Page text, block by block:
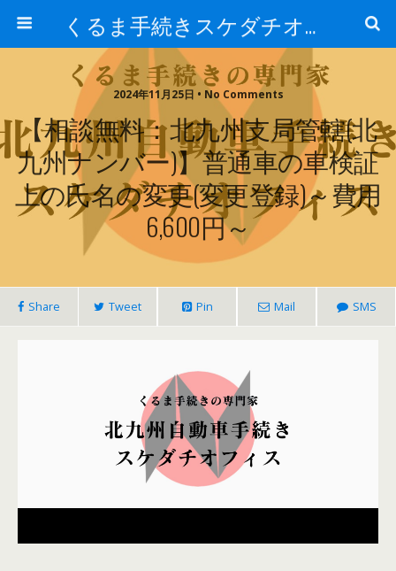
くるま手続きスケダチオフィス
2024年11月25日 • No Comments
【相談無料：北九州支局管轄(北
九州ナンバー)】普通車の車検証
上の氏名の変更(変更登録)～費用
6,600円～
Share Tweet Pin Mail SMS